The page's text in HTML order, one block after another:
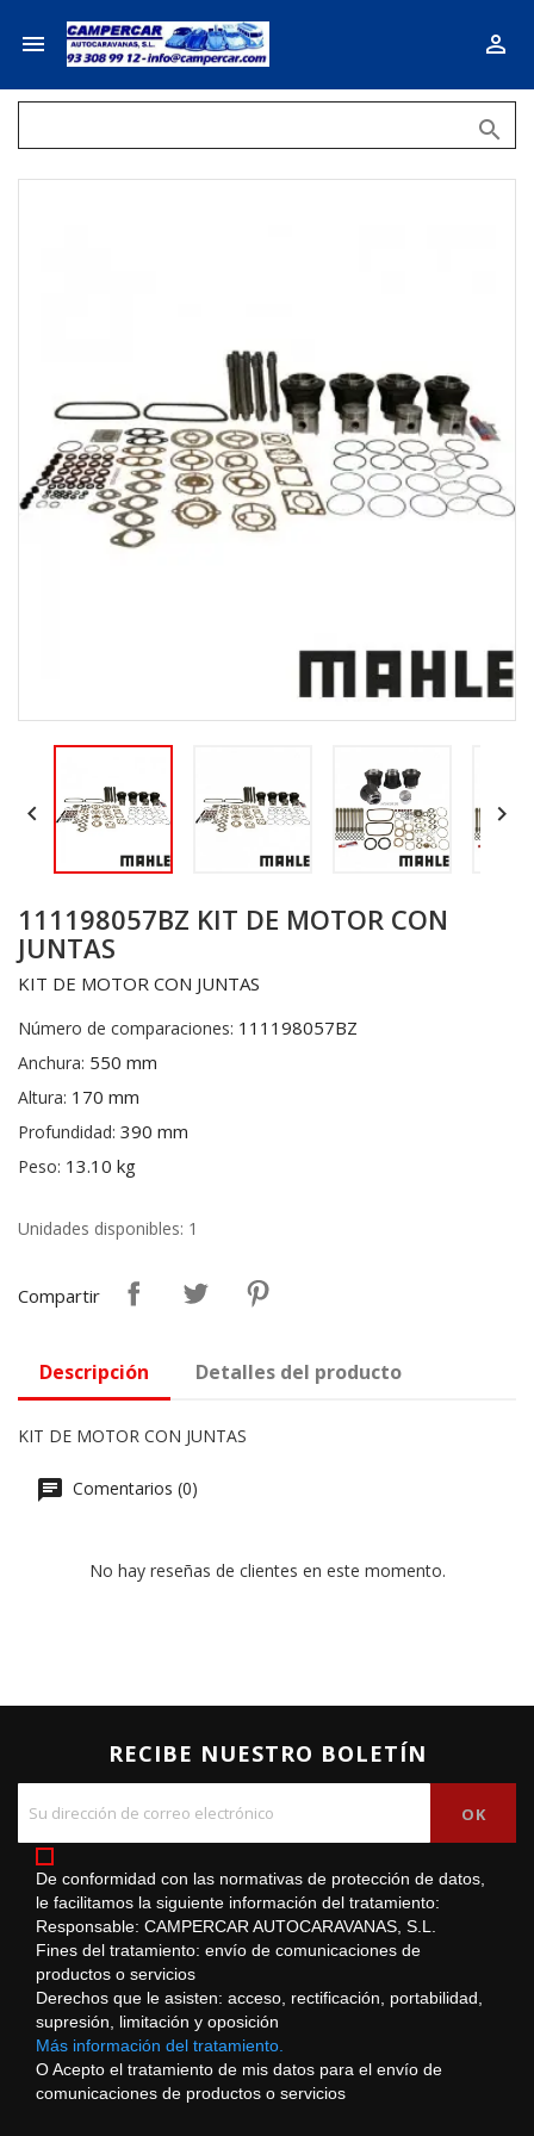
 

 
111198057BZ KIT DE MOTOR CON
JUNTAS
KIT DE MOTOR CON JUNTAS
Número de comparaciones: 111198057BZ
Anchura: 550 mm
Altura: 170 mm
Profundidad: 390 mm
Peso: 13.10 kg
Unidades disponibles: 1
Compartir
Descripción Detalles del producto
KIT DE MOTOR CON JUNTAS
Comentarios (0)
No hay reseñas de clientes en este momento.
RECIBE NUESTRO BOLETÍN
De conformidad con las normativas de protección de datos,
le facilitamos la siguiente información del tratamiento:
Responsable: CAMPERCAR AUTOCARAVANAS, S.L.
Fines del tratamiento: envío de comunicaciones de
productos o servicios
Derechos que le asisten: acceso, rectificación, portabilidad,
supresión, limitación y oposición
Más información del tratamiento.
O Acepto el tratamiento de mis datos para el envío de
comunicaciones de productos o servicios